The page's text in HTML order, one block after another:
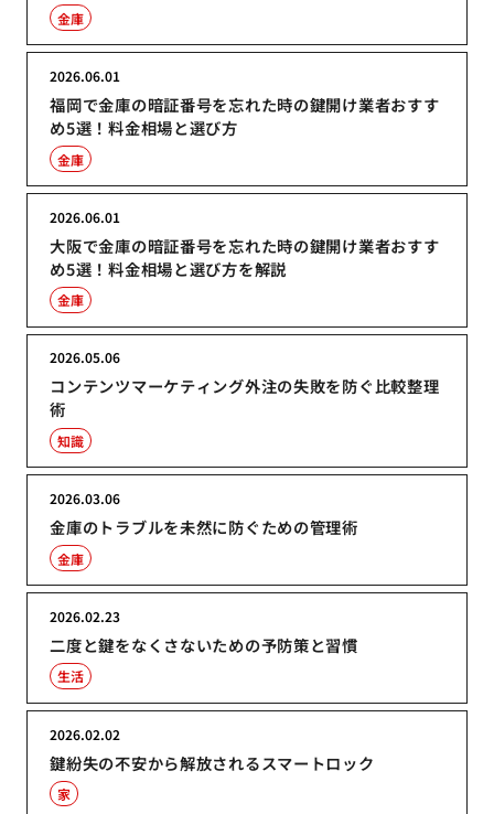
金庫
福岡で金庫の暗証番号を忘れた時の鍵開け業者おすす
め5選！料金相場と選び方
2026.06.01
金庫
大阪で金庫の暗証番号を忘れた時の鍵開け業者おすす
め5選！料金相場と選び方を解説
2026.06.01
金庫
コンテンツマーケティング外注の失敗を防ぐ比較整理
術
2026.05.06
知識
金庫のトラブルを未然に防ぐための管理術
2026.03.06
金庫
二度と鍵をなくさないための予防策と習慣
2026.02.23
生活
鍵紛失の不安から解放されるスマートロック
2026.02.02
家